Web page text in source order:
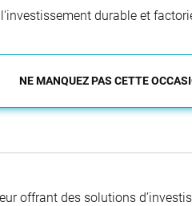
durable et
NE MANQUEZ PAS CETTE
offrant des solutions